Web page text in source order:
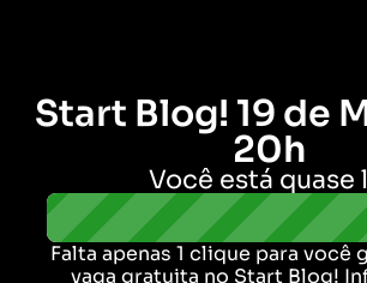
Start Blog! 19 de
20h
Você está quase
Falta apenas 1 clique para você
vaga gratuita no Start Blog!